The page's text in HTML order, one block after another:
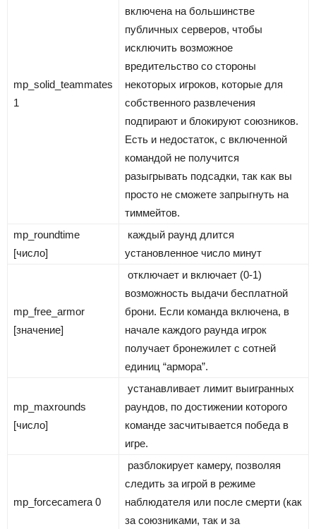
mp_solid_teammates
1
включена на большинстве
публичных серверов, чтобы
исключить возможное
вредительство со стороны
некоторых игроков, которые для
собственного развлечения
подпирают и блокируют союзников.
Есть и недостаток, с включенной
командой не получится
разыгрывать подсадки, так как вы
просто не сможете запрыгнуть на
тиммейтов.
mp_roundtime
[число]
каждый раунд длится
установленное число минут
mp_free_armor
[значение]
отключает и включает (0-1)
возможность выдачи бесплатной
брони. Если команда включена, в
начале каждого раунда игрок
получает бронежилет с сотней
единиц “армора”.
mp_maxrounds
[число]
устанавливает лимит выигранных
раундов, по достижении которого
команде засчитывается победа в
игре.
mp_forcecamera 0
разблокирует камеру, позволяя
следить за игрой в режиме
наблюдателя или после смерти (как
за союзниками, так и за